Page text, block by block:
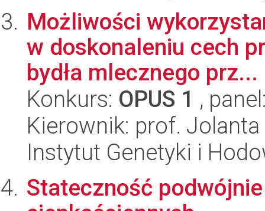
Możliwości
w doskonaleniu cech
bydła mlecznego prz...
Konkurs: OPUS 1 ,
Kierownik: prof. Jolanta
Instytut Genetyki i
Stateczność